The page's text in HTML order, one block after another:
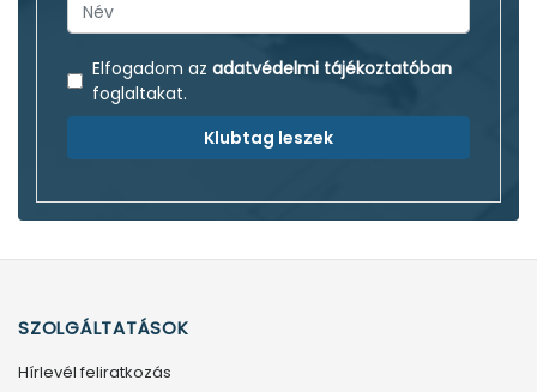
Elfogadom az adatvédelmi tájékoztatóban
foglaltakat.
Klubtag leszek
SZOLGÁLTATÁSOK
Hírlevél feliratkozás